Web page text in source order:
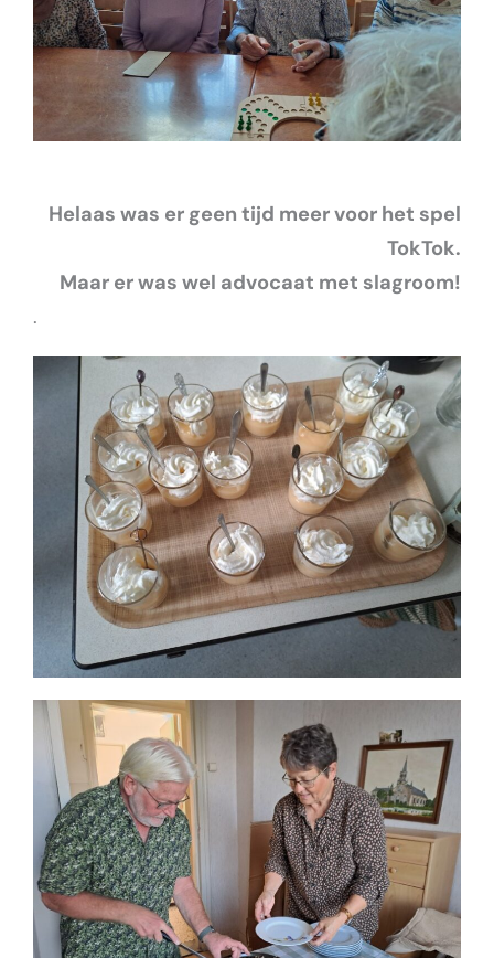
Helaas was er geen tijd meer voor het spel
TokTok.
Maar er was wel advocaat met slagroom!
.